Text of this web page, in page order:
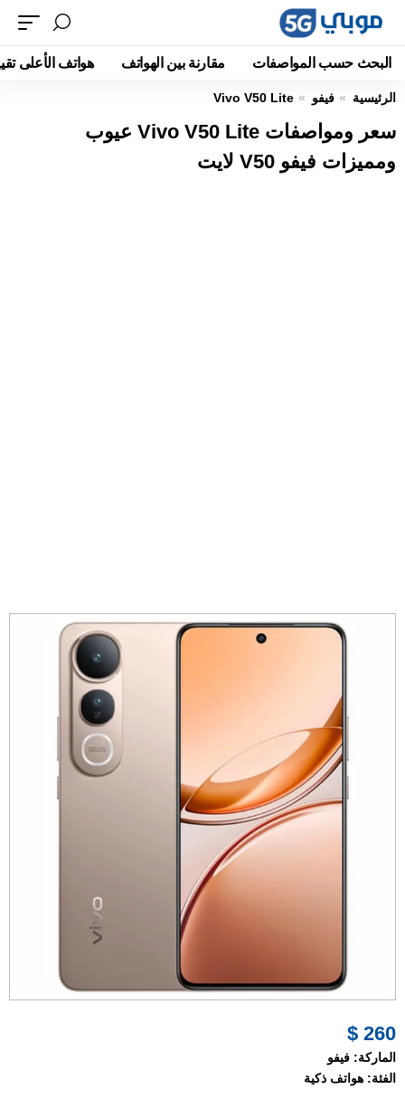
البحث حسب المواصفات مقارنة بين الهواتف هواتف الأعلى
الرئيسية فيفو Vivo V50 Lite
سعر ومواصفات Vivo V50 Lite عيوب
ومميزات فيفو V50 لايت
260 $
الماركة: فيفو
الفئة: هواتف ذكية